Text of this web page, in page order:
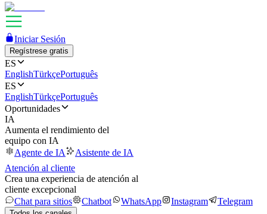
Iniciar Sesión
Regístrese gratis
ES
EnglishTürkçePortuguês
ES
EnglishTürkçePortuguês
Oportunidades
IA
Aumenta el rendimiento del
equipo con IA
Agente de IA
Asistente de IA
Atención al cliente
Crea una experiencia de atención al
cliente excepcional
Chat para sitios
Chatbot WhatsApp Instagram Telegram